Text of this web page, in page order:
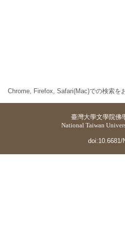
Chrome, Firefox, Safari(Mac)での検索を
臺灣大學文學院佛
National Taiwan
doi:10.6681/